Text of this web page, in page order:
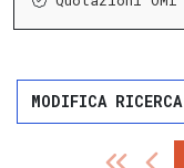
MODIFICA RICERCA